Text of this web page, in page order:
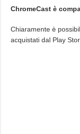
ChromeCast è
Chiaramente è
acquistati dal Play